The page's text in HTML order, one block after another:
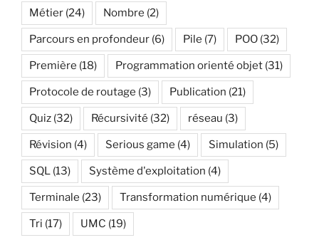
Métier (24) Nombre (2)
Parcours en profondeur (6) Pile (7) POO (32)
Première (18) Programmation orienté objet (31)
Protocole de routage (3) Publication (21)
Quiz (32) Récursivité (32) réseau (3)
Révision (4) Serious game (4) Simulation (5)
SQL (13) Système d'exploitation (4)
Terminale (23) Transformation numérique (4)
Tri (17) UMC (19)